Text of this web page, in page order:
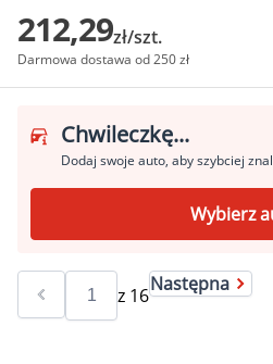
212,29zł/szt.
Darmowa dostawa od 250 zł
Chwileczkę...
Dodaj swoje auto, aby szybciej
Wybierz
z 16Następna